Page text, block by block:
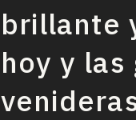
brillante
hoy y